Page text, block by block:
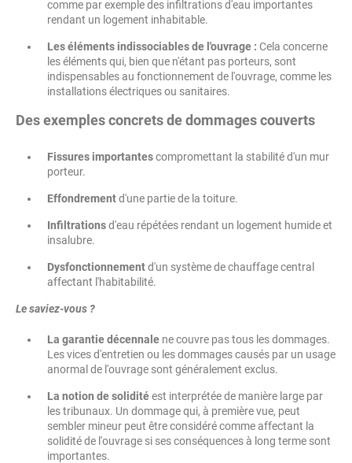
comme par exemple des infiltrations d'eau importantes
rendant un logement inhabitable.
Les éléments indissociables de l'ouvrage : Cela concerne
les éléments qui, bien que n'étant pas porteurs, sont
indispensables au fonctionnement de l'ouvrage, comme les
installations électriques ou sanitaires.
Des exemples concrets de dommages couverts
Fissures importantescompromettant la stabilité d'un mur
porteur.
Effondrementd'une partie de la toiture.
Infiltrationsd'eau répétées rendant un logement humide et
insalubre.
Dysfonctionnementd'un système de chauffage central
affectant l'habitabilité.
Le saviez-vous ?
La garantie décennale ne couvre pas tous les dommages.
Les vices d'entretien ou les dommages causés par un usage
anormal de l'ouvrage sont généralement exclus.
La notion de soliditéest interprétée de manière large par
les tribunaux. Un dommage qui, à première vue, peut
sembler mineur peut être considéré comme affectant la
solidité de l'ouvrage si ses conséquences à long terme sont
importantes.